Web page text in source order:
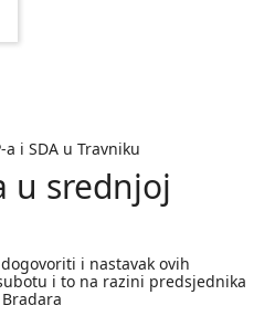
a i SDA u Travniku
u srednjoj
i nastavak ovih
i to na razini predsjednika